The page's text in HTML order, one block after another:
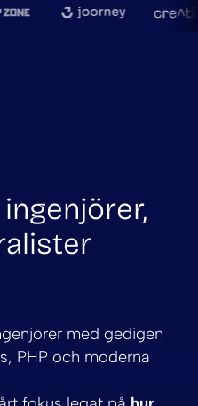
med gedigen
PHP och moderna